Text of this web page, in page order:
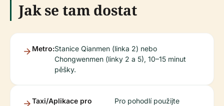
Jak se tam dostat
Metro:Stanice Qianmen (linka 2) nebo
Chongwenmen (linky 2 a 5), 10–15 minut
pěšky.
Taxi/Aplikace pro
Pro pohodlí použijte